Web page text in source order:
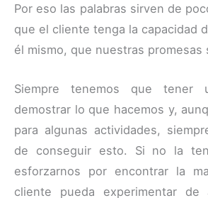
Por eso las palabras sirven de
que el cliente tenga la capacidad
él mismo, que nuestras promesas
Siempre tenemos que tener
demostrar lo que hacemos y,
para algunas actividades,
de conseguir esto. Si no la
esforzarnos por encontrar la
cliente pueda experimentar de